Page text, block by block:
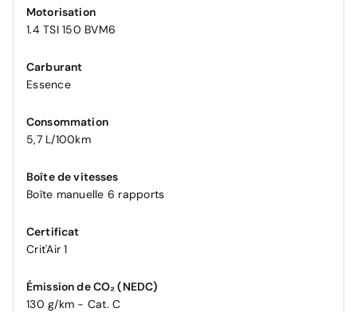
Motorisation
1.4 TSI 150 BVM6
Carburant
Essence
Consommation
5,7 L/100km
Boîte de vitesses
Boîte manuelle 6 rapports
Certificat
Crit'Air 1
Émission de CO₂ (NEDC)
130 g/km - Cat. C